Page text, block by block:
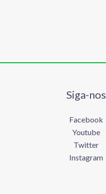
Siga-nos
Facebook
Youtube
Twitter
Instagram